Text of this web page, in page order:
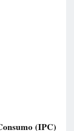
(IPC)